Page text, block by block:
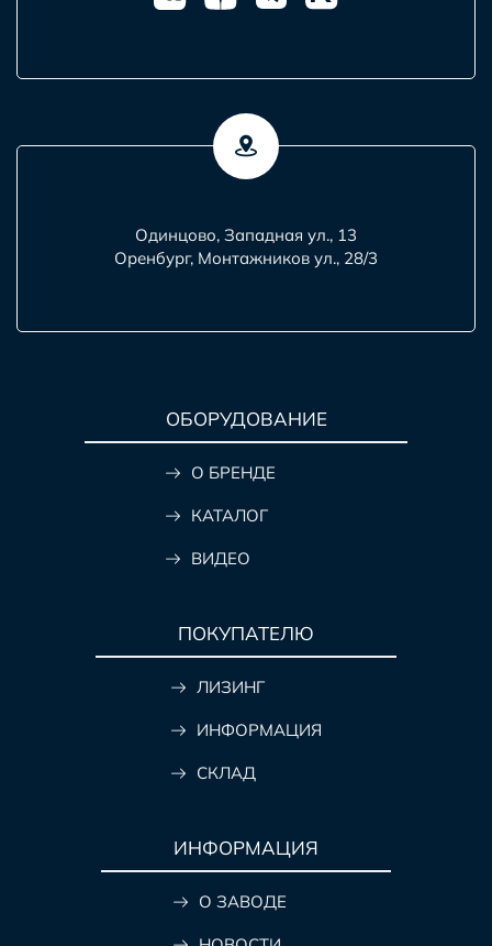
Одинцово, Западная ул., 13
Оренбург, Монтажников ул., 28/3
ОБОРУДОВАНИЕ
О БРЕНДЕ
КАТАЛОГ
ВИДЕО
ПОКУПАТЕЛЮ
ЛИЗИНГ
ИНФОРМАЦИЯ
СКЛАД
ИНФОРМАЦИЯ
О ЗАВОДЕ